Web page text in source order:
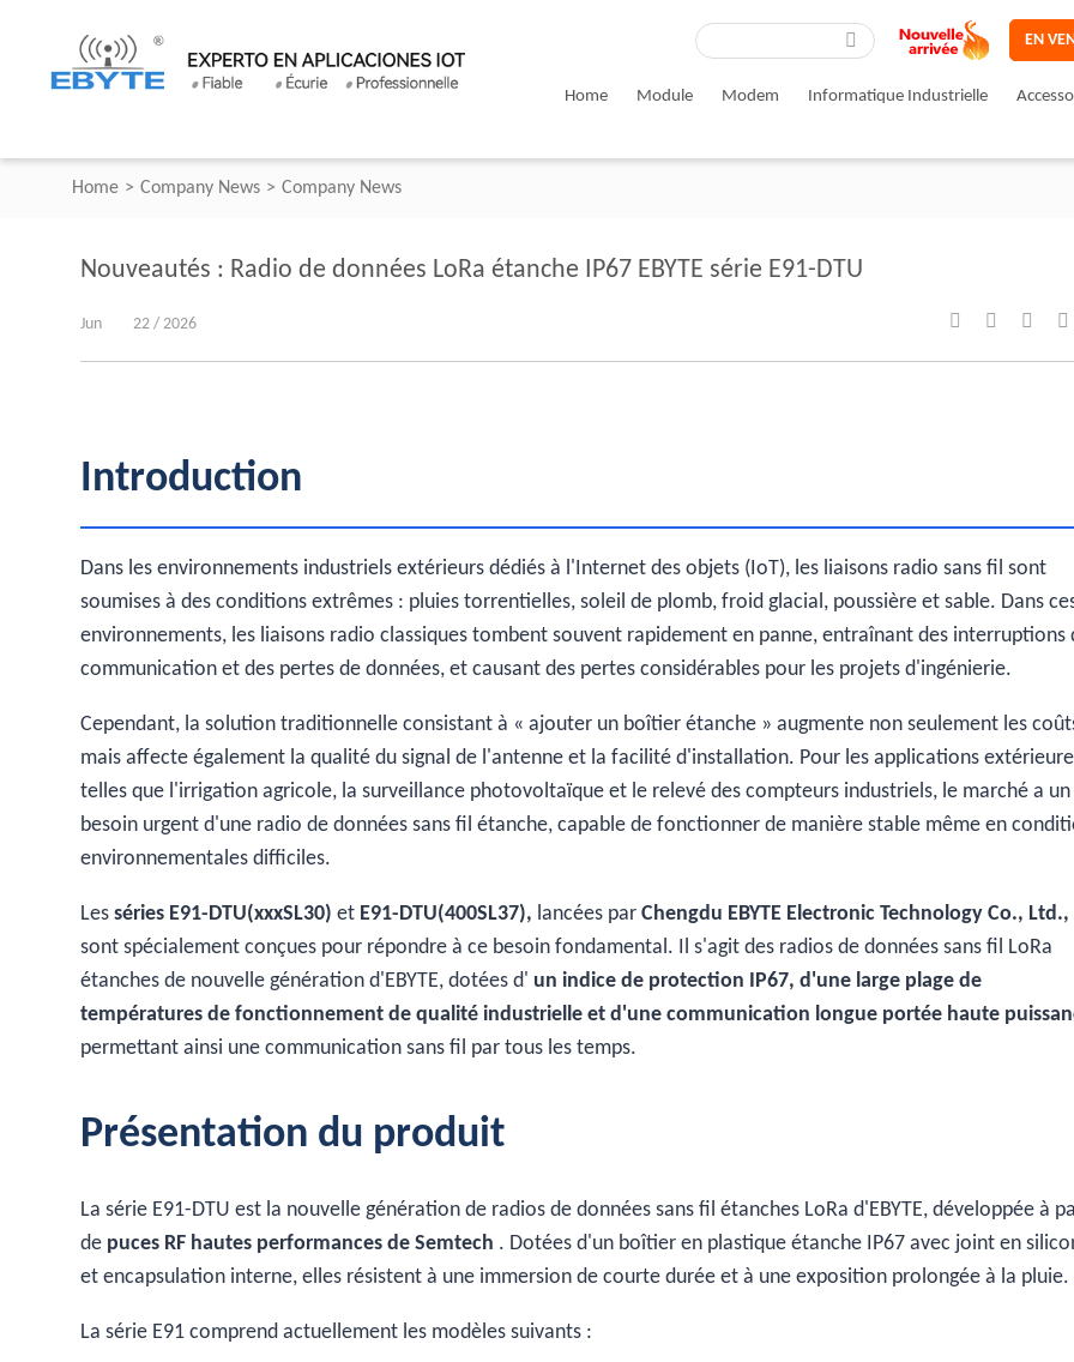
EN
Home Module Modem Informatique Industrielle
Home > Company News > Company News
Nouveautés : Radio de données LoRa étanche IP67 EBYTE série E91-DTU
Jun 22 / 2026    
Introduction
Dans les environnements industriels extérieurs dédiés à l'Internet des objets (IoT), les liaisons radio sans fil sont
soumises à des conditions extrêmes : pluies torrentielles, soleil de plomb, froid glacial, poussière et sable. Dans
environnements, les liaisons radio classiques tombent souvent rapidement en panne, entraînant des interruptions
communication et des pertes de données, et causant des pertes considérables pour les projets d'ingénierie.
Cependant, la solution traditionnelle consistant à « ajouter un boîtier étanche » augmente non seulement les
mais affecte également la qualité du signal de l'antenne et la facilité d'installation. Pour les applications
telles que l'irrigation agricole, la surveillance photovoltaïque et le relevé des compteurs industriels, le marché a un
besoin urgent d'une radio de données sans fil étanche, capable de fonctionner de manière stable même en
environnementales difficiles.
Lesséries E91-DTU(xxxSL30)et E91-DTU(400SL37), lancées parChengdu EBYTE Electronic Technology Co., Ltd.,
sont spécialement conçues pour répondre à ce besoin fondamental. Il s'agit des radios de données sans fil LoRa
étanches de nouvelle génération d'EBYTE, dotées d' un indice de protection IP67, d'une large plage de
températures de fonctionnement de qualité industrielle et d'une communication longue portée haute
permettant ainsi une communication sans fil par tous les temps.
Présentation du produit
La série E91-DTU est la nouvelle génération de radios de données sans fil étanches LoRa d'EBYTE, développée à
de puces RF hautes performances de Semtech . Dotées d'un boîtier en plastique étanche IP67 avec joint en
et encapsulation interne, elles résistent à une immersion de courte durée et à une exposition prolongée à la pluie.
La série E91 comprend actuellement les modèles suivants :